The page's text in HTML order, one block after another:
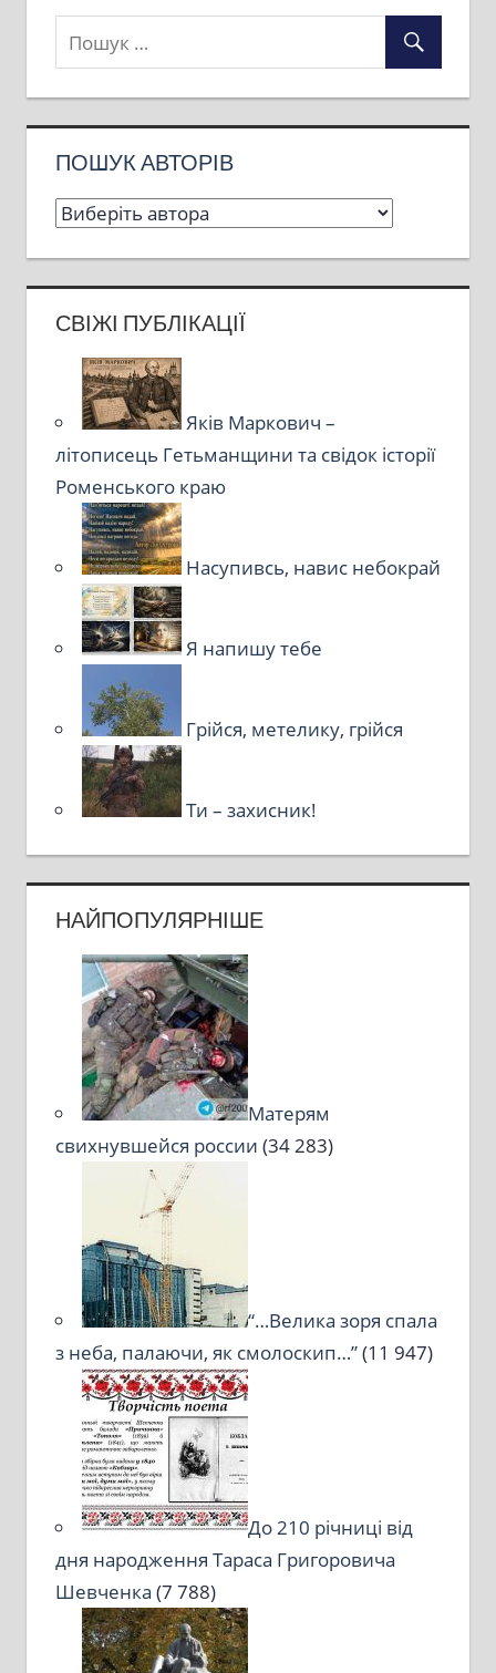
ПОШУК АВТОРІВ
СВІЖІ ПУБЛІКАЦІЇ
Яків Маркович –
літописець Гетьманщини та свідок історії
Роменського краю
Насупивсь, навис небокрай
Я напишу тебе
Грійся, метелику, грійся
Ти – захисник!
НАЙПОПУЛЯРНІШЕ
Матерям
свихнувшейся россии (34 283)
“…Велика зоря спала
з неба, палаючи, як смолоскип…”(11 947)
До 210 річниці від
дня народження Тараса Григоровича
Шевченка (7 788)